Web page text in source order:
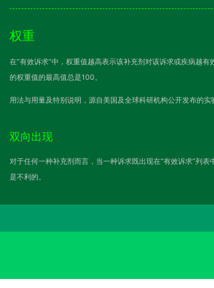
权重
在“有效诉求”中，权重值越高表示该补充剂对该诉求或疾病越
的权重值的最高值总是100。
用法与用量及特别说明，源自美国及全球科研机构公开发布的实
双向出现
对于任何一种补充剂而言，当一种诉求既出现在“有效诉求”列
是不利的。